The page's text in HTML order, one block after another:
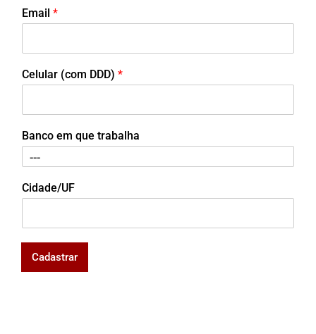
Email *
Celular (com DDD) *
Banco em que trabalha
Cidade/UF
Cadastrar